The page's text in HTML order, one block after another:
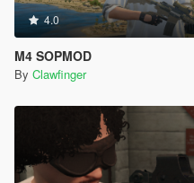
4.0
M4 SOPMOD
By Clawfinger